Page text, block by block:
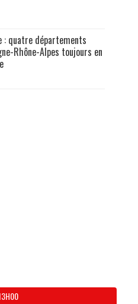
: quatre départements
Rhône-Alpes toujours en